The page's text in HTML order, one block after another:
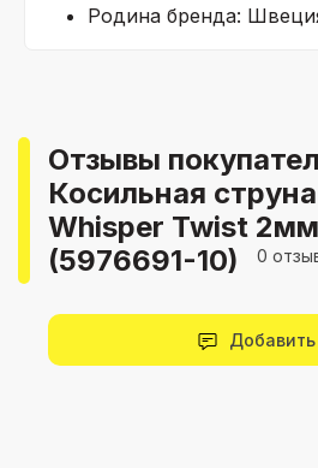
Родина бренда:
Отзывы
Косильная
Whisper Twist
(5976691-10)
0